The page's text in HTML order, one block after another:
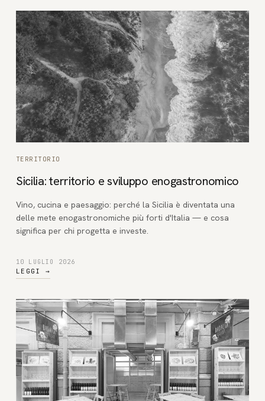
TERRITORIO
Sicilia: territorio e sviluppo enogastronomico
Vino, cucina e paesaggio: perché la Sicilia è diventata una
delle mete enogastronomiche più forti d'Italia — e cosa
significa per chi progetta e investe.
10 LUGLIO 2026
LEGGI →